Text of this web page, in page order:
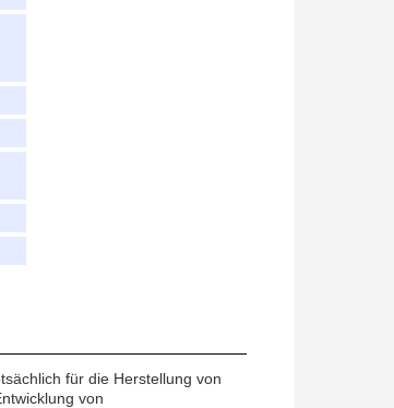
für die Herstellung von
von